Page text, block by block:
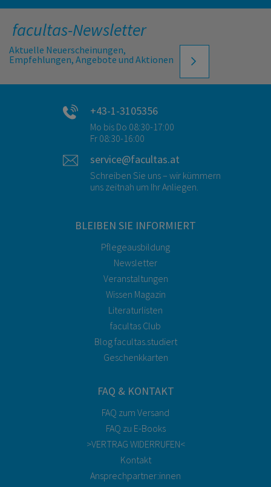
facultas-Newsletter
Aktuelle Neuerscheinungen,
Empfehlungen, Angebote und Aktionen
+43-1-3105356
Mo bis Do 08:30-17:00
Fr 08:30-16:00
service@facultas.at
Schreiben Sie uns – wir kümmern
uns zeitnah um Ihr Anliegen.
BLEIBEN SIE INFORMIERT
Pflegeausbildung
Newsletter
Veranstaltungen
Wissen Magazin
Literaturlisten
facultas Club
Blog facultas.studiert
Geschenkkarten
FAQ & KONTAKT
FAQ zum Versand
FAQ zu E-Books
>VERTRAG WIDERRUFEN<
Kontakt
Ansprechpartner:innen